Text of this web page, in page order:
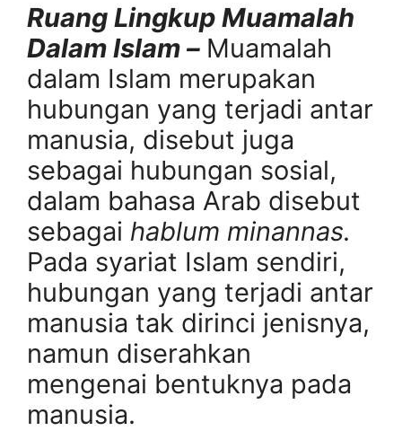
Ruang Lingkup Muamalah
Dalam Islam – Muamalah
dalam Islam merupakan
hubungan yang terjadi antar
manusia, disebut juga
sebagai hubungan sosial,
dalam bahasa Arab disebut
sebagai hablum minannas.
Pada syariat Islam sendiri,
hubungan yang terjadi antar
manusia tak dirinci jenisnya,
namun diserahkan
mengenai bentuknya pada
manusia.